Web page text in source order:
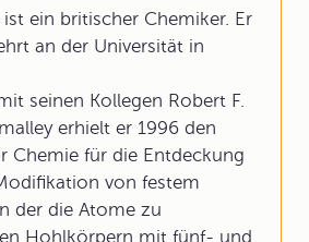
ein britischer Chemiker. Er
an der Universität in
seinen Kollegen Robert F.
erhielt er 1996 den
Chemie für die Entdeckung
von festem
der die Atome zu
Hohlkörpern mit fünf- und